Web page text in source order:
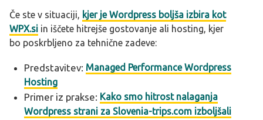
Če ste v situaciji, kjer je Wordpress boljša izbira kot
WPX.si in iščete hitrejše gostovanje ali hosting, kjer
bo poskrbljeno za tehnične zadeve:
Predstavitev: Managed Performance Wordpress
Hosting
Primer iz prakse: Kako smo hitrost nalaganja
Wordpress strani za Slovenia-trips.com izboljšali